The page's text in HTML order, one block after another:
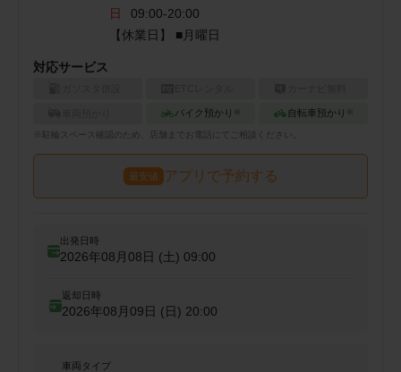
日
09:00-20:00
【休業日】 ■月曜日
対応サービス
バイク預かり ※ 自転車預かり ※
※ スペース確認のため、店舗までお電話にてご相談ください。
最安値 アプリで予約する
出発日時
2026年08月08日 (土) 09:00
返却日時
2026年08月09日 (日) 20:00
車両タイプ